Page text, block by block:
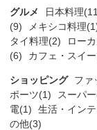
グルメ 日本料理
(9)
メキシコ料理
タイ料理(2)
ロー
(6)
カフェ・スイ
ショッピング ファ
ポーツ(1)
スーパ
電(1)
生活・イン
の他(3)